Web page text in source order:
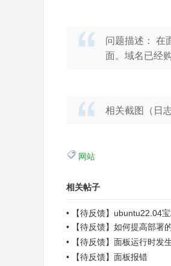
问题描述： 在
面。域名已经
相关截图（日
网站
相关帖子
• 【待反馈】ubuntu22.04
•
【待反馈】如何提高部署
•
【待反馈】面板运行时
unre...
•
【待反馈】面板报错